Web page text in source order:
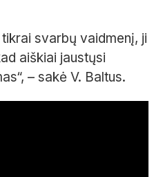
svarbų vaidmenį, ji
aiškiai jaustųsi
– sakė V. Baltus.